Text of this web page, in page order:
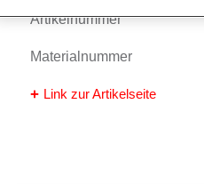
Artikelnummer
Materialnummer
Link zur Artikelseite